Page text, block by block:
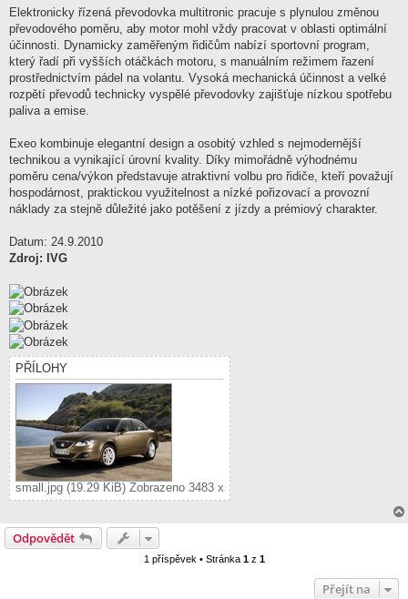
Elektronicky řízená převodovka multitronic pracuje s plynulou změnou
převodového poměru, aby motor mohl vždy pracovat v oblasti optimální
účinnosti. Dynamicky zaměřeným řidičům nabízí sportovní program,
který řadí při vyšších otáčkách motoru, s manuálním režimem řazení
prostřednictvím pádel na volantu. Vysoká mechanická účinnost a velké
rozpětí převodů technicky vyspělé převodovky zajišťuje nízkou spotřebu
paliva a emise.
Exeo kombinuje elegantní design a osobitý vzhled s nejmodernější
technikou a vynikající úrovní kvality. Díky mimořádně výhodnému
poměru cena/výkon představuje atraktivní volbu pro řidiče, kteří považují
hospodárnost, praktickou využitelnost a nízké pořizovací a provozní
náklady za stejně důležité jako potěšení z jízdy a prémiový charakter.
Datum: 24.9.2010
Zdroj: IVG
PŘÍLOHY
small.jpg (19.29 KiB) Zobrazeno 3483 x
Odpovědět
1 příspěvek • Stránka 1z 1
Přejít na